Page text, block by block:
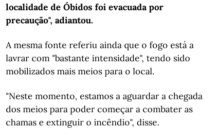
localidade de Óbidos foi evacuada por
precaução", adiantou.
A mesma fonte referiu ainda que o fogo está a
lavrar com "bastante intensidade", tendo sido
mobilizados mais meios para o local.
"Neste momento, estamos a aguardar a chegada
dos meios para poder começar a combater as
chamas e extinguir o incêndio", disse.